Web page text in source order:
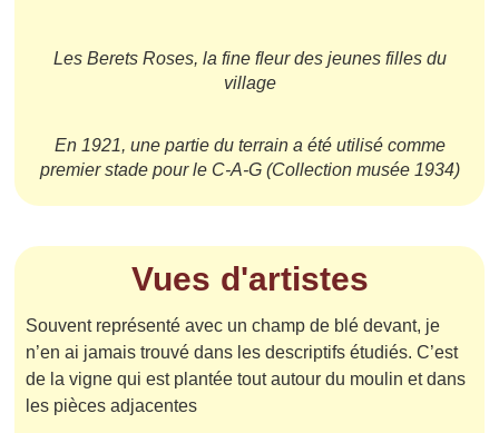
Les Berets Roses, la fine fleur des jeunes filles du
village
En 1921, une partie du terrain a été utilisé comme
premier stade pour le C-A-G (Collection musée 1934)
Vues d'artistes
Souvent représenté avec un champ de blé devant, je
n’en ai jamais trouvé dans les descriptifs étudiés. C’est
de la vigne qui est plantée tout autour du moulin et dans
les pièces adjacentes